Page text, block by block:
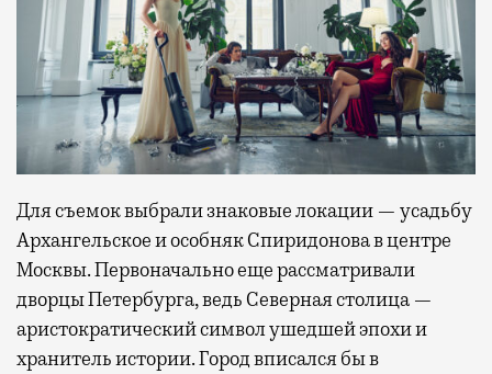
Для съемок выбрали знаковые локации — усадьбу
Архангельское и особняк Спиридонова в центре
Москвы. Первоначально еще рассматривали
дворцы Петербурга, ведь Северная столица —
аристократический символ ушедшей эпохи и
хранитель истории. Город вписался бы в